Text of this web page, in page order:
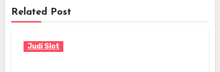
Related Post
Judi Slot